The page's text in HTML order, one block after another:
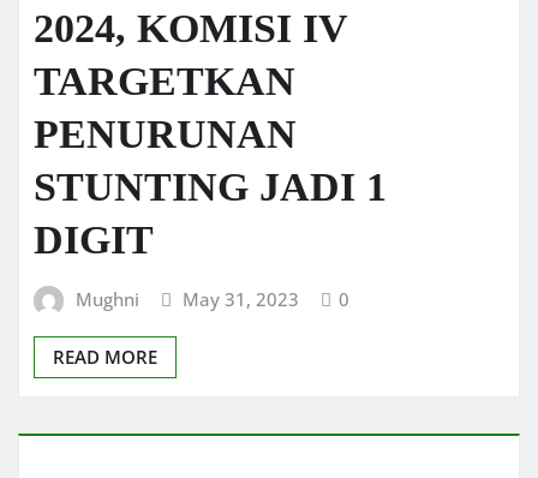
2024, KOMISI IV
TARGETKAN
PENURUNAN
STUNTING JADI 1
DIGIT
Mughni May 31, 2023 0
READ MORE